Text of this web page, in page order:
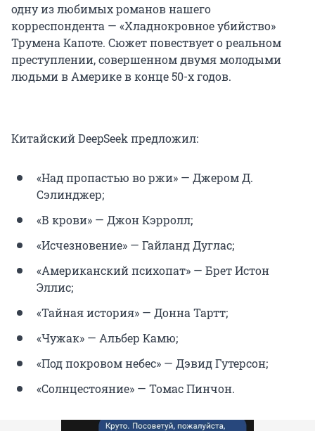
одну из любимых романов нашего
корреспондента — «Хладнокровное убийство»
Трумена Капоте. Сюжет повествует о реальном
преступлении, совершенном двумя молодыми
людьми в Америке в конце 50-х годов.
Китайский DeepSeek предложил:
«Над пропастью во ржи» — Джером Д.
Сэлинджер;
«В крови» — Джон Кэрролл;
«Исчезновение» — Гайланд Дуглас;
«Американский психопат» — Брет Истон
Эллис;
«Тайная история» — Донна Тартт;
«Чужак» — Альбер Камю;
«Под покровом небес» — Дэвид Гутерсон;
«Солнцестояние» — Томас Пинчон.